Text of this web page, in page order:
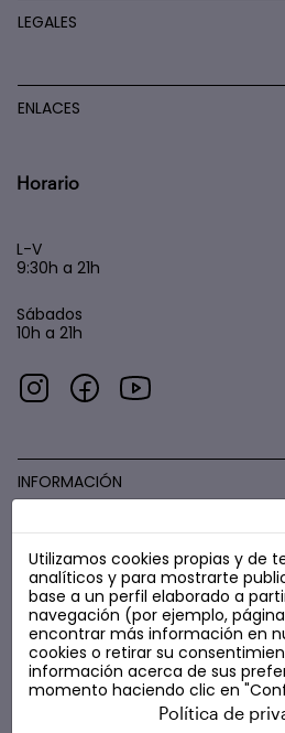
LEGALES
ENLACES
Horario
L-V
9:30h a 21h
Sábados
10h a 21h
INFORMACIÓN
COSMÉTICA LOW COST
Utilizamos cookies propias y de
analíticos y para mostrarte
base a un perfil elaborado a
navegación (por ejemplo,
encontrar más información en
cookies o retirar su
información acerca de sus
momento haciendo clic en
Política de